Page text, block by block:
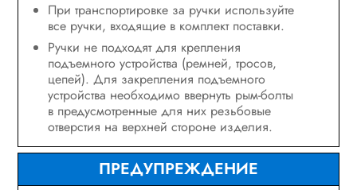
При транспортировке за ручки используйте
все ручки, входящие в комплект поставки.
Ручки не подходят для крепления
подъемного устройства (ремней, тросов,
цепей). Для закрепления подъемного
устройства необходимо ввернуть рым-болты
в предусмотренные для них резьбовые
отверстия на верхней стороне изделия.
ПРЕДУПРЕЖДЕНИЕ